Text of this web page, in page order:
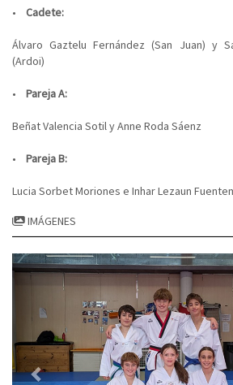
• Cadete:
Álvaro Gaztelu Fernández (San Juan) y
(Ardoi)
• Pareja A:
Beñat Valencia Sotil y Anne Roda Sáenz
• Pareja B:
Lucia Sorbet Moriones e Inhar Lezaun
IMÁGENES